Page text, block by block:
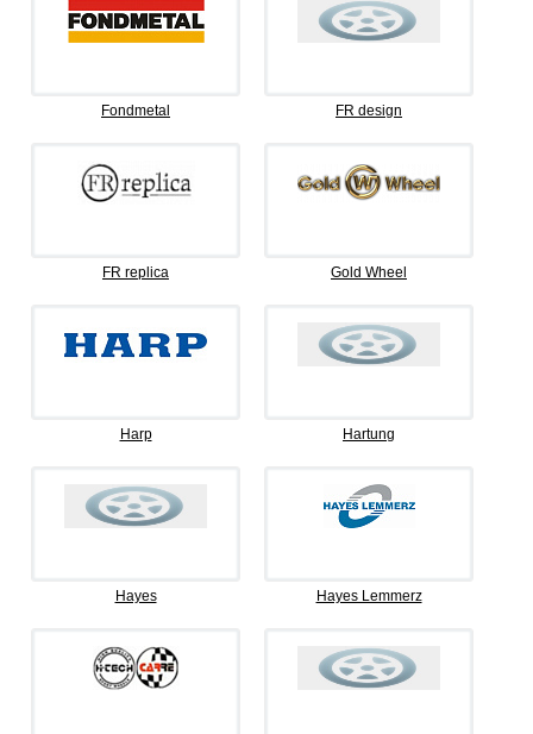
Fondmetal FR design
FR replica Gold Wheel
Harp Hartung
Hayes Hayes Lemmerz